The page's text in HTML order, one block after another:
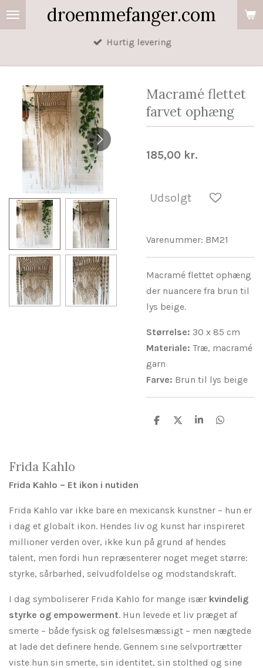
Spring
til
droemmefanger.com
Hurtig levering
Macramé flettet
farvet ophæng
185,00 kr.
Udsolgt
Varenummer: BM21
​Macramé flettet ophæng
der nuancere fra brun til
lys beige.
Størrelse: 30 x 85 cm
Materiale: Træ, macramé
garn
Farve: Brun til lys beige
D
D
D
D
Frida Kahlo
Frida Kahlo – Et ikon i nutiden
Frida Kahlo var ikke bare en mexicansk kunstner – hun er
i dag et globalt ikon. Hendes liv og kunst har inspireret
millioner verden over, ikke kun på grund af hendes
talent, men fordi hun repræsenterer noget meget større:
styrke, sårbarhed, selvudfoldelse og modstandskraft.
I dag symboliserer Frida Kahlo for mange især kvindelig
styrke og empowerment. Hun levede et liv præget af
smerte – både fysisk og følelsesmæssigt – men nægtede
at lade det definere hende. Gennem sine selvportrætter
viste hun sin smerte, sin identitet, sin stolthed og sine